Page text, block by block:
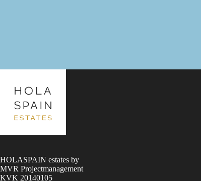
HOLASPAIN estates by
MVR Projectmanagement
KVK 20140105